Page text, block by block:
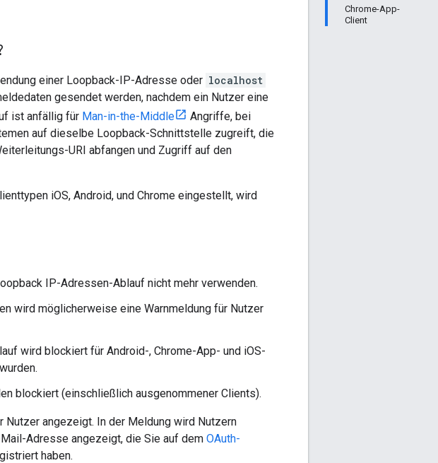
Chrome-App-
Client
einer Loopback-IP-Adresse oder localhost
gesendet werden, nachdem ein Nutzer eine
ist anfällig für Man-in-the-Middle
Angriffe, bei
auf dieselbe Loopback-Schnittstelle zugreift, die
URI abfangen und Zugriff auf den
iOS, Android, und Chrome eingestellt, wird
IP-Adressen-Ablauf nicht mehr verwenden.
wird möglicherweise eine Warnmeldung für Nutzer
wird blockiert für Android-, Chrome-App- und iOS-
blockiert (einschließlich ausgenommener Clients).
Nutzer angezeigt. In der Meldung wird Nutzern
Adresse angezeigt, die Sie auf dem OAuth-
haben.